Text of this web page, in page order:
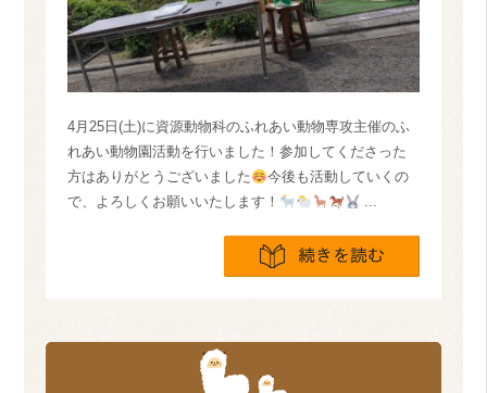
4月25日(土)に資源動物科のふれあい動物専攻主催のふ
れあい動物園活動を行いました！参加してくださった
方はありがとうございました
今後も活動していくの
で、よろしくお願いいたします！
...